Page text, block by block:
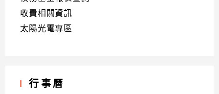
收費相關資訊
太陽光電專區
行事曆